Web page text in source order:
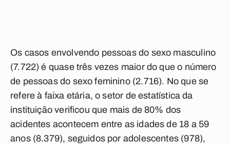
Os casos envolvendo pessoas do sexo masculino
(7.722) é quase três vezes maior do que o número
de pessoas do sexo feminino (2.716). No que se
refere à faixa etária, o setor de estatística da
instituição verificou que mais de 80% dos
acidentes acontecem entre as idades de 18 a 59
anos (8.379), seguidos por adolescentes (978),